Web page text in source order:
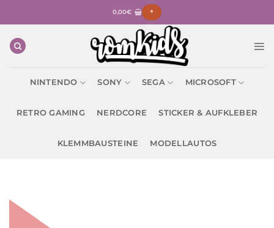
0,00€ +
NINTENDO SONY SEGA MICROSOFT
RETRO GAMING NERDCORE STICKER & AUFKLEBER
KLEMMBAUSTEINE MODELLAUTOS